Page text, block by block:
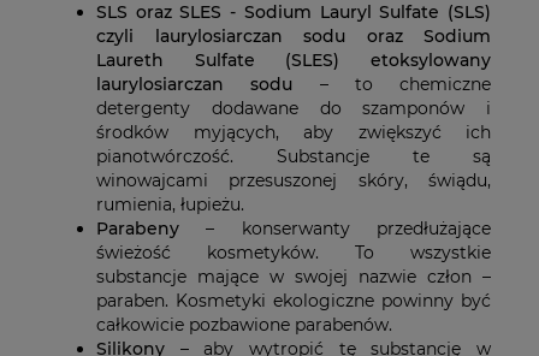
SLS oraz SLES - Sodium Lauryl Sulfate (SLS)
czyli laurylosiarczan sodu oraz Sodium
Laureth Sulfate (SLES) etoksylowany
laurylosiarczan sodu – to chemiczne
detergenty dodawane do szamponów i
środków myjących, aby zwiększyć ich
pianotwórczość. Substancje te są
winowajcami przesuszonej skóry, świądu,
rumienia, łupieżu.
Parabeny– konserwanty przedłużające
świeżość kosmetyków. To wszystkie
substancje mające w swojej nazwie człon –
paraben. Kosmetyki ekologiczne powinny być
całkowicie pozbawione parabenów.
Silikony – aby wytropić tę substancję w